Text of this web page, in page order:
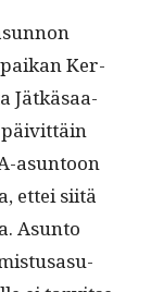
Ker­
Jätkäsaa­
päivit­täin
asun­toon
ettei siitä
Asun­to